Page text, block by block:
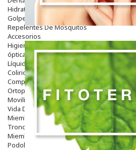
Hidratantes
Golpes Y Hematomas
Repelentes De Mosquitos
Accesorios
Higiene
óptica
Líquidos Lentillas
Colirios
Complementos Alimentarios.
Ortopedia - Accesorios
Movilidad
Vida Diaria
Miembro Superior
Tronco
Miembro Inferior
Podología